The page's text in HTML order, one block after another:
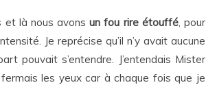
et là nous avonsun fou rire étouffé, pour
Je reprécise qu’il n’y avait aucune
pouvait s’entendre. J’entendais Mister
les yeux car à chaque fois que je